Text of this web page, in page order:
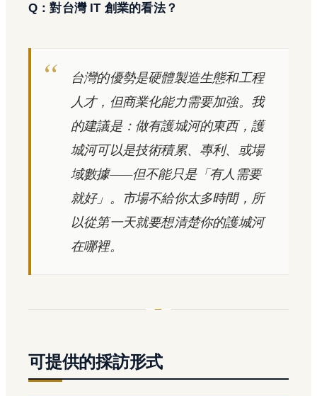
Q：對台灣 IT 創業的看法？
台灣的優勢是硬體製造生態和工程
人才，但商業化能力需要加強。我
的建議是：做有護城河的東西，護
城河可以是技術積累、專利、或場
域數據——但不能只是「有人需要
就好」。市場不給你太多時間，所
以從第一天就要想清楚你的護城河
在哪裡。
可提供的採訪形式